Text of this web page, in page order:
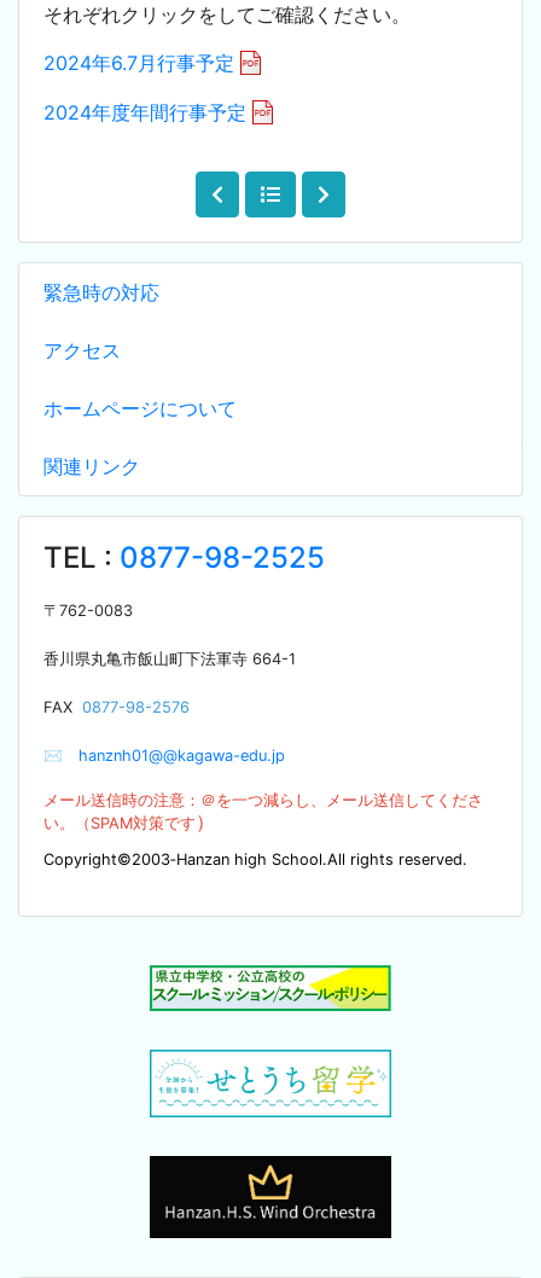
緊急時の対応
アクセス
ホームページについて
関連リンク
TEL : 0877-98-2525
〒 762-0083
香川県丸亀市飯山町下法軍寺 664-1
FAX 0877-98-2576
✉ hanznh01@@kagawa-edu.jp
メール送信時の注意：＠を一つ減らし、メール送信してくださ
い。（SPAM対策です ）
Copyright©2003‐Hanzan high School.All rights reserved.
それぞれクリックをしてご確認ください。
2024年6.7月行事予定
2024年度年間行事予定